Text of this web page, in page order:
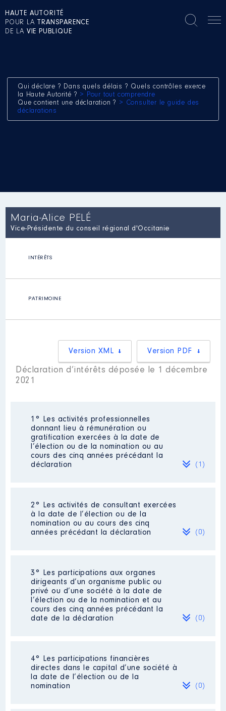
HAUTE AUTORITÉ
POUR LA TRANSPARENCE
DE LA VIE PUBLIQUE
Qui déclare ? Dans quels délais ? Quels contrôles exerce
la Haute Autorité ? > Pour tout comprendre
Que contient une déclaration ? > Consulter le guide des
déclarations
Maria-Alice PELÉ
Vice-Présidente du conseil régional d'Occitanie
INTÉRÊTS
PATRIMOINE
Version PDF
Version XML
Déclaration d’intérêts déposée le 1 décembre
2021
1° Les activités professionnelles
donnant lieu à rémunération ou
gratification exercées à la date de
l’élection ou de la nomination ou au
cours des cinq années précédant la
déclaration
(1)
Description
: gestionnaire
conseil allocataire
Commentaire : Pour 2021 l'année
n'étant pas finie j'ai indiqué le
De : 07/2015 à
Rémunération ou gratification
:
2016
21 870 €
Net
2017
24 837 €
Net
2018
24 499 €
Net
2019
2° Les activités de consultant exercées
à la date de l’élection ou de la
nomination ou au cours des cinq
années précédant la déclaration
(0)
Néant
3° Les participations aux organes
dirigeants d’un organisme public ou
privé ou d’une société à la date de
l’élection ou de la nomination et au
cours des cinq années précédant la
date de la déclaration
(0)
Néant
4° Les participations financières
directes dans le capital d’une société à
la date de l’élection ou de la
nomination
(0)